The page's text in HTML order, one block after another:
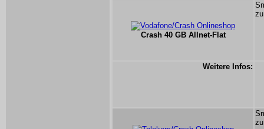
Crash 40 GB Allnet-Flat
Weitere Infos: